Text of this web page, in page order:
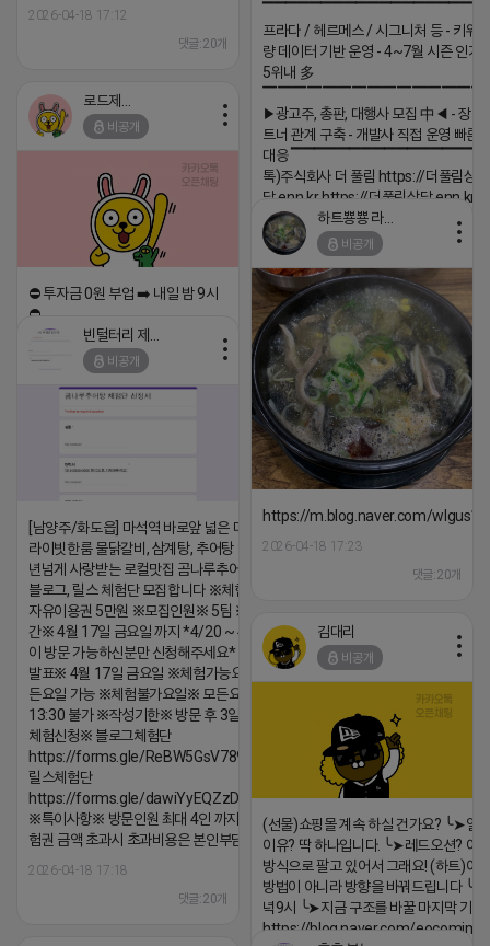
2026-04-18 17:12
댓글:20개
▔▔▔▔▔▔▔▔▔▔▔▔▔▔▔▔▔▔ ▶
프라다 / 헤르메스 / 시그니처 등 - 키워
량 데이터 기반 운영 - 4~7월 시즌 인기
5위내 多
▶광고주, 총판, 대행사 모집 中◀ - 장기
트너 관계 구축 - 개발사 직접 운영 빠른
대응
톡)주식회사 더 풀림 https://더풀림상
담.enn.kr https://더풀림상담.enn.kr
2026-04-18 17:26
비공개
⛔️ 투자금 0원 부업 ➡️ 내일 밤 9시
⛔️
2026-04-18 17:23
하트뿅뿅 라이언
비공개
https://m.blog.naver.com/
2026-04-18 17:23
댓글:20개
비공개
[남양주/화도읍] 마석역 바로앞 넓은 매장과, 프
라이빗한룸 물닭갈비, 삼계탕, 추어탕 맛집 10
년넘게 사랑받는 로컬맛집 곰나루추어탕에서
블로그, 릴스 체험단 모집합니다 ※체험메뉴※
자유이용권 5만원 ※모집인원※ 5팀 ※모집기
간※ 4월 17일 금요일 까지 *4/20 ~ 4/26 사
이 방문 가능하신분만 신청해주세요* ※체험단
발표※ 4월 17일 금요일 ※체험가능요일※ 모
든요일 가능 ※체험불가요일※ 모든요일 12 ~
13:30 불가 ※작성기한※ 방문 후 3일 이내 ※
체험신청※ 블로그체험단
https://forms.gle/ReBW5GsV789ur2Pz6
릴스체험단
https://forms.gle/dawiYyEQZzDdqf8W8
※특이사항※ 방문인원 최대 4인 까지 가능 체
험권 금액 초과시 초과비용은 본인부담입니다.
2026-04-18 17:18
댓글:20개
김대리
비공개
(선물)쇼핑몰 계속 하실 건가요? ╰➤열
이유? 딱 하나입니다. ╰➤레드오션? 아
방식으로 팔고 있어서 그래요! (하트)이
방법이 아니라 방향을 바꿔드립니다
녁9시 ╰➤지금 구조를 바꿀 마지막 기회
https://blog.naver.com/eocomim/